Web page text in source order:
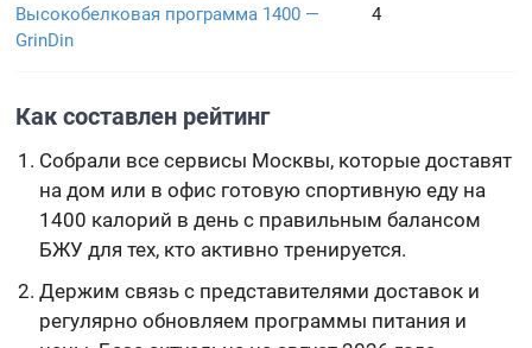
Высокобелковая программа 1400 —
GrinDin
4
Как составлен рейтинг
Собрали все сервисы Москвы, которые доставят
на дом или в офис готовую спортивную еду на
1400 калорий в день с правильным балансом
БЖУ для тех, кто активно тренируется.
Держим связь с представителями доставок и
регулярно обновляем программы питания и